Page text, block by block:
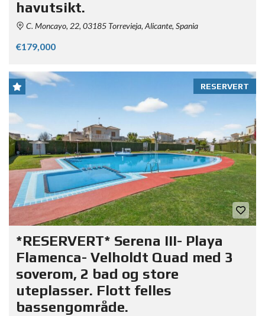
havutsikt.
C. Moncayo, 22, 03185 Torrevieja, Alicante, Spania
€179,000
RESERVERT
*RESERVERT* Serena III- Playa
Flamenca- Velholdt Quad med 3
soverom, 2 bad og store
uteplasser. Flott felles
bassengområde.